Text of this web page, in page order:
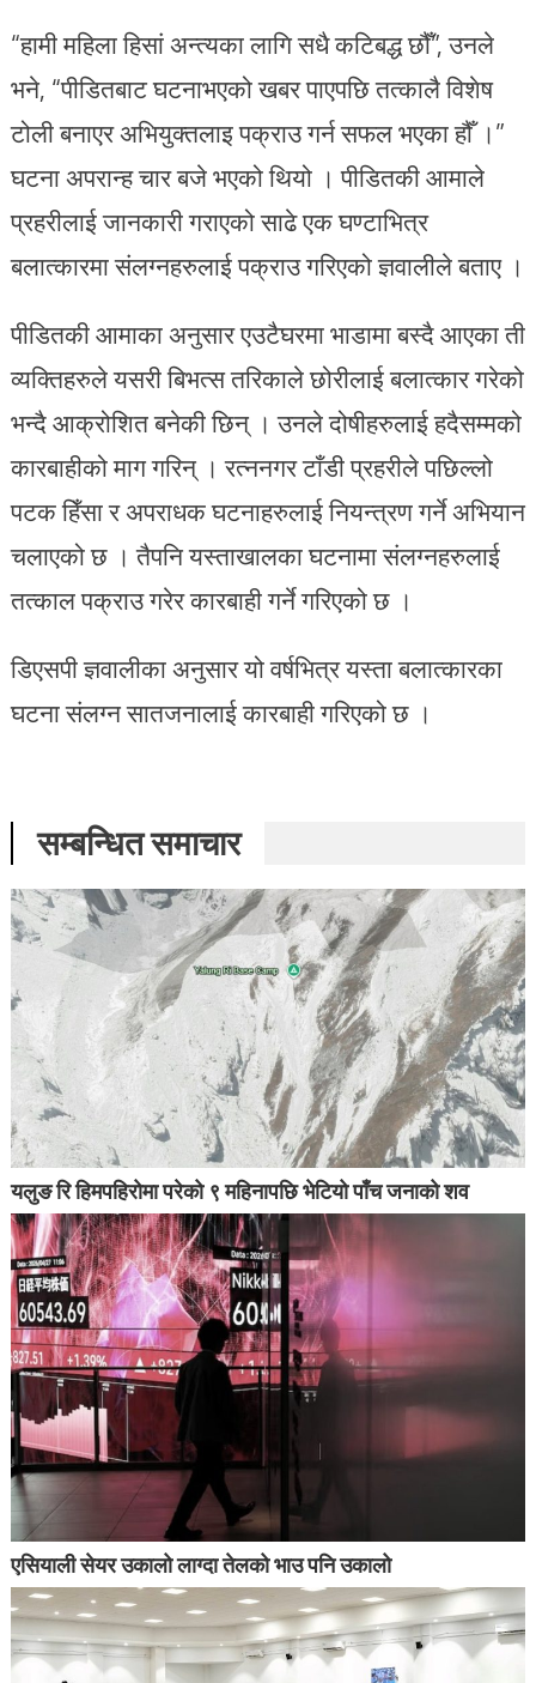
“हामी महिला हिसां अन्त्यका लागि सधै कटिबद्ध छौँ”, उनले
भने, “पीडितबाट घटनाभएको खबर पाएपछि तत्कालै विशेष
टोली बनाएर अभियुक्तलाइ पक्राउ गर्न सफल भएका हौँ ।”
घटना अपरान्ह चार बजे भएको थियो । पीडितकी आमाले
प्रहरीलाई जानकारी गराएको साढे एक घण्टाभित्र
बलात्कारमा संलग्नहरुलाई पक्राउ गरिएको ज्ञवालीले बताए ।
पीडितकी आमाका अनुसार एउटैघरमा भाडामा बस्दै आएका ती
व्यक्तिहरुले यसरी बिभत्स तरिकाले छोरीलाई बलात्कार गरेको
भन्दै आक्रोशित बनेकी छिन् । उनले दोषीहरुलाई हदैसम्मको
कारबाहीको माग गरिन् । रत्ननगर टाँडी प्रहरीले पछिल्लो
पटक हिँसा र अपराधक घटनाहरुलाई नियन्त्रण गर्ने अभियान
चलाएको छ । तैपनि यस्ताखालका घटनामा संलग्नहरुलाई
तत्काल पक्राउ गरेर कारबाही गर्ने गरिएको छ ।
डिएसपी ज्ञवालीका अनुसार यो वर्षभित्र यस्ता बलात्कारका
घटना संलग्न सातजनालाई कारबाही गरिएको छ ।
सम्बन्धित समाचार
यलुङ रि हिमपहिरोमा परेको ९ महिनापछि भेटियो पाँच जनाको शव
एसियाली सेयर उकालो लाग्दा तेलको भाउ पनि उकालो